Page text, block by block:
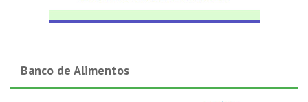
Banco de Alimentos